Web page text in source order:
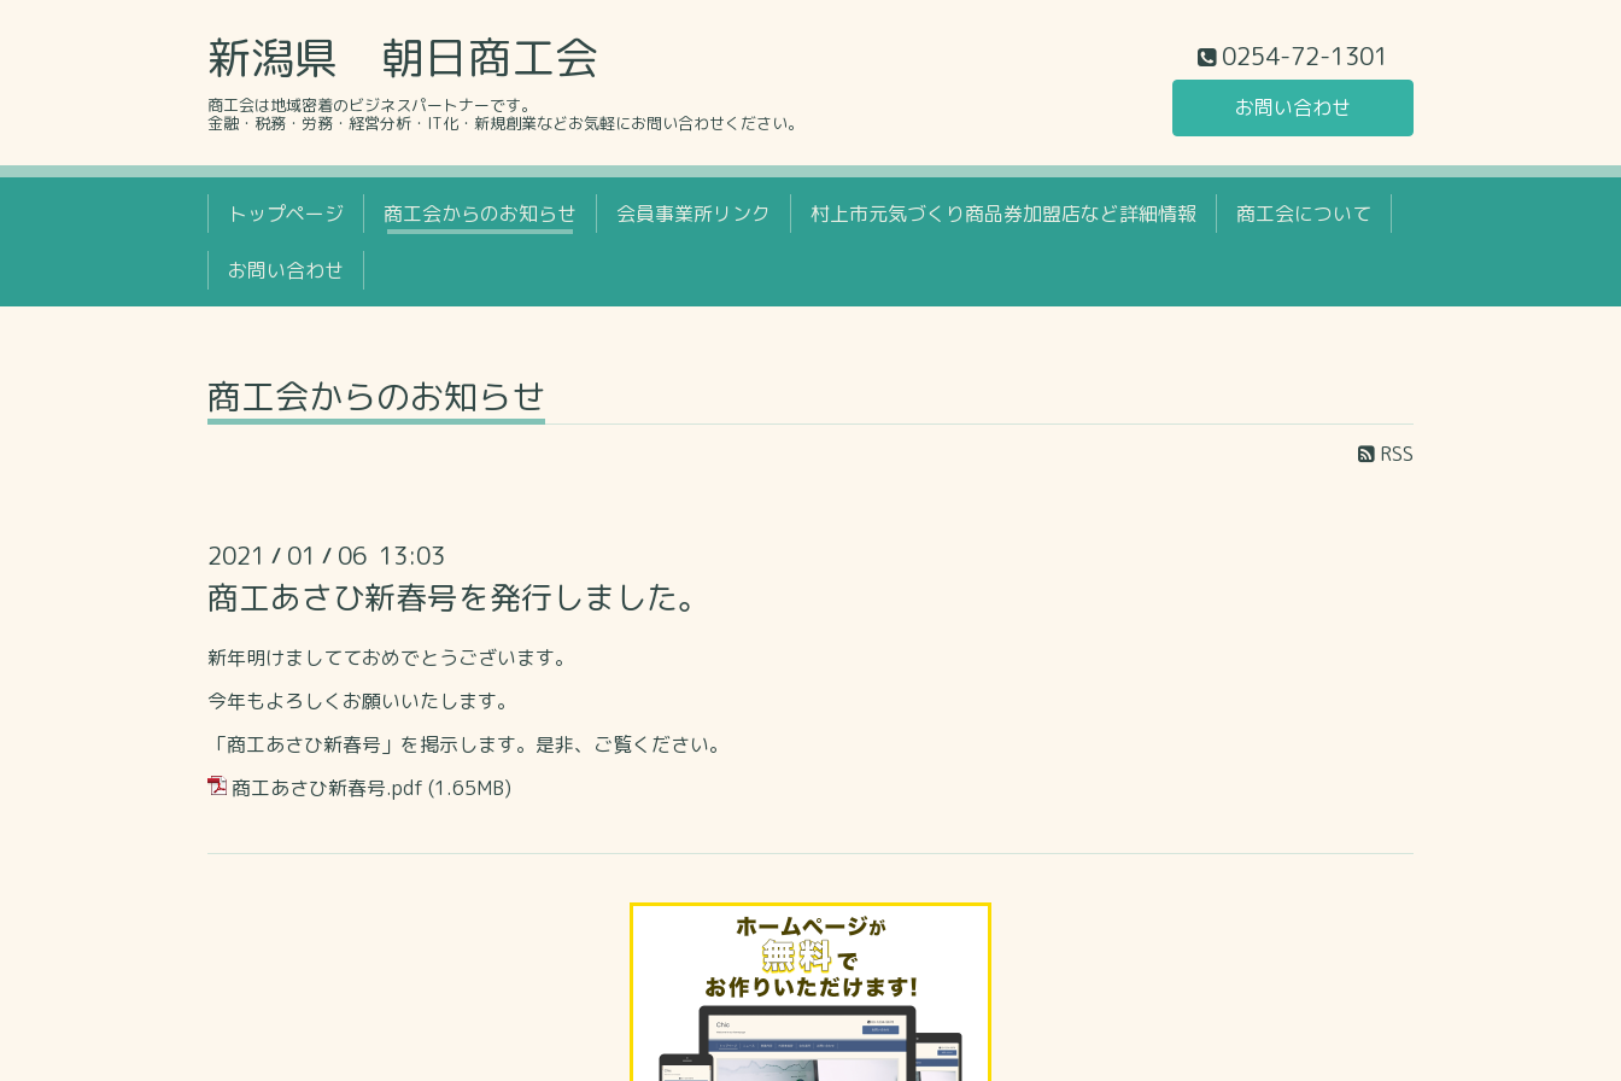
新潟県 朝日商工会
商工会は地域密着のビジネスパートナーです。
金融・税務・労務・経営分析・IT化・新規創業などお気軽にお問い合わせください。
0254-72-1301
お問い合わせ
トップページ 商工会からのお知らせ 会員事業所リンク 村上市元気づくり商品券加盟店など詳細情報 商工会について
お問い合わせ
商工会からのお知らせ
RSS
2021 / 01 / 06 13:03
商工あさひ新春号を発行しました。
新年明けましてておめでとうございます。
今年もよろしくお願いいたします。
「商工あさひ新春号」を掲示します。是非、ご覧ください。
商工あさひ新春号.pdf (1.65MB)